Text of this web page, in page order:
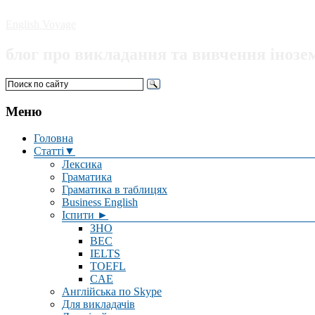
Меню
Головна
Статті▼
Лексика
Граматика
Граматика в таблицях
Business English
Іспити ►
ЗНО
BEC
IELTS
TOEFL
CAE
Англійська по Skype
Для викладачів